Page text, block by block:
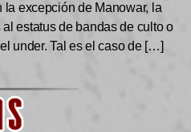
excepción de Manowar, la
estatus de bandas de culto o
under. Tal es el caso de […]